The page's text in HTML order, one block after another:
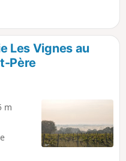
sous-
vous
chevreuil.
sur
l'ONF
Les Vignes au
Père
m